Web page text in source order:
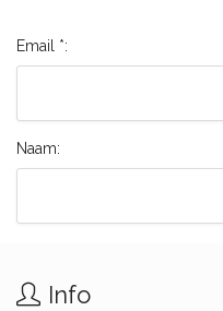
Email *:
Naam:
Info